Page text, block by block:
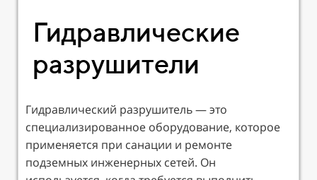
Гидравлические
разрушители
Гидравлический разрушитель — это
специализированное оборудование, которое
применяется при санации и ремонте
подземных инженерных сетей. Он